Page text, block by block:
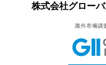
株式会社グロー